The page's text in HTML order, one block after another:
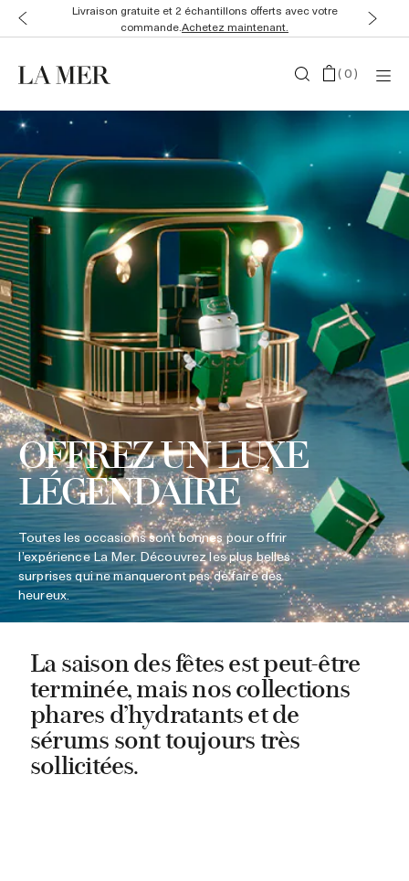
Livraison gratuite et 2 échantillons offerts avec votre
commande.Achetez maintenant.
(0)
OFFREZ UN LUXE
LÉGENDAIRE
Toutes les occasions sont bonnes pour offrir
l’expérience La Mer. Découvrez les plus belles
surprises qui ne manqueront pas de faire des
heureux.
La saison des fêtes est peut-être
terminée, mais nos collections
phares d’hydratants et de
sérums sont toujours très
sollicitées.